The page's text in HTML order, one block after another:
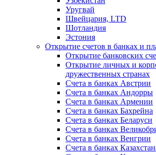
Уругвай
Швейцария, LTD
Шотландия
Эстония
Открытие счетов в банках и
Открытие банковских
Открытие личных и
дружественных странах
Счета в банках Австрии
Счета в банках Андорры
Счета в банках Армении
Счета в банках Бахрейна
Счета в банках Беларуси
Счета в банках
Счета в банках Венгрии
Счета в банках